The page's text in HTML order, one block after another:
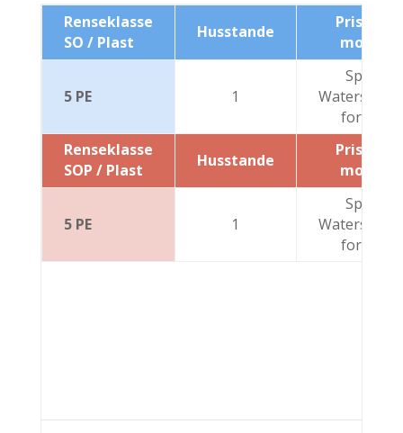
Renseklasse
SO / Plast
Husstande
Pris inkl.
moms*
5 PE 1
Spørg
for pris
Renseklasse
SOP / Plast
Husstande
Pris inkl.
moms*
5 PE 1
Spørg
for pris